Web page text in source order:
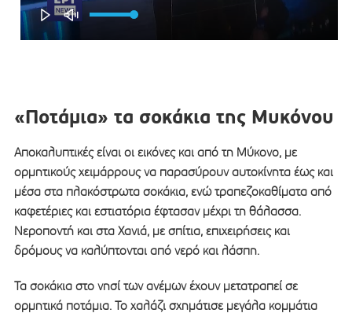
«Ποτάμια» τα σοκάκια της Μυκόνου
Αποκαλυπτικές είναι οι εικόνες και από τη Μύκονο, με
ορμητικούς χειμάρρους να παρασύρουν αυτοκίνητα έως και
μέσα στα πλακόστρωτα σοκάκια, ενώ τραπεζοκαθίματα από
καφετέριες και εστιατόρια έφτασαν μέχρι τη θάλασσα.
Νεροποντή και στα Χανιά, με σπίτια, επιχειρήσεις και
δρόμους να καλύπτονται από νερό και λάσπη.
Τα σοκάκια στο νησί των ανέμων έχουν μετατραπεί σε
ορμητικά ποτάμια. Το χαλάζι σχημάτισε μεγάλα κομμάτια